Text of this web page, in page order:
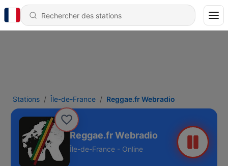
Stations Île-de-France Reggae.fr Webradio
Reggae.fr Webradio
Île-de-France - Online